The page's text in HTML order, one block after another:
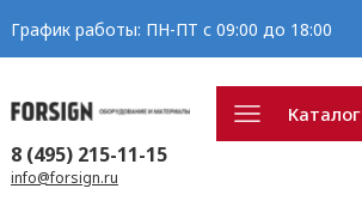
График работы: ПН-ПТ с 09:00 до 18:00
Каталог
8 (495) 215-11-15
info@forsign.ru